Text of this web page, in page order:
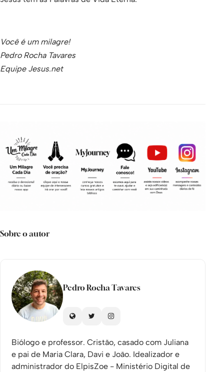
Você é um milagre!
Pedro Rocha Tavares
Equipe Jesus.net
Sobre o autor
Pedro Rocha Tavares
Biólogo e professor. Cristão, casado com Juliana
e pai de Maria Clara, Davi e João. Idealizador e
administrador do ElpisZoe - Ministério Digital de